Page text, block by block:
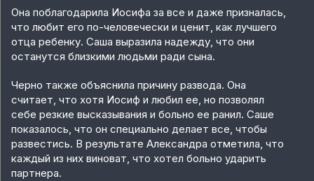
Она поблагодарила Иосифа за все и даже призналась,
что любит его по-человечески и ценит, как лучшего
отца ребенку. Саша выразила надежду, что они
останутся близкими людьми ради сына.
Черно также объяснила причину развода. Она
считает, что хотя Иосиф и любил ее, но позволял
себе резкие высказывания и больно ее ранил. Саше
показалось, что он специально делает все, чтобы
развестись. В результате Александра отметила, что
каждый из них виноват, что хотел больно ударить
партнера.